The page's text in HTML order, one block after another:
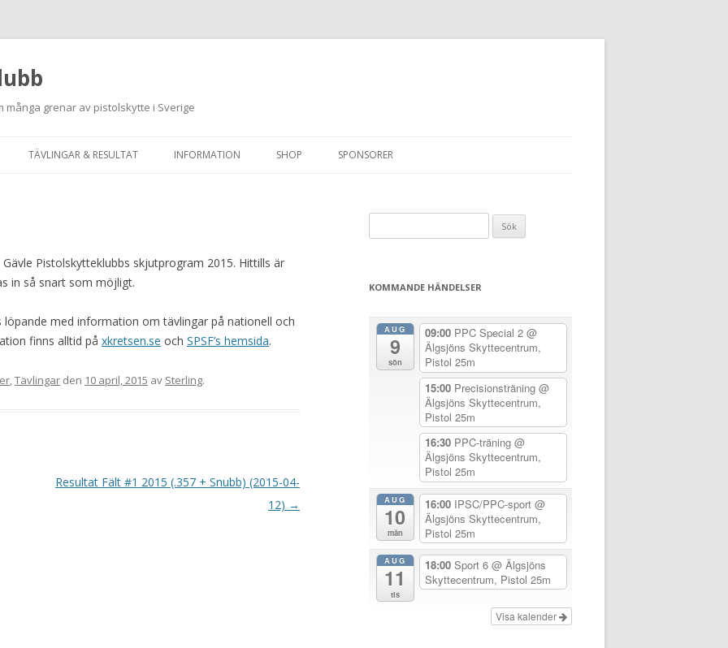
många grenar av pistolskytte i Sverige
till
TÄVLINGAR & RESULTAT INFORMATION
RUTINER FÖR SKJUTLEDARE
VAPENLICENS &
FÖRENINGSINTYG
VAPENGRUPP K
SHOP SPONSORER
Pistolskytteklubbs skjutprogram 2015. Hittills är
in så snart som möjligt.
med information om tävlingar på nationell och
finns alltid på xkretsen.se och SPSF’s hemsida.
,Tävlingar den 10 april, 2015 av Sterling.
Resultat Fält #1 2015 (.357 + Snubb) (2015-04-
12) →
efter:
KOMMANDE HÄNDELSER
AUG
9
sön
09:00 PPC Special 2 @
Älgsjöns Skyttecentrum,
Pistol 25m
15:00 Precisionsträning @
Älgsjöns Skyttecentrum,
Pistol 25m
16:30 PPC-träning @
Älgsjöns Skyttecentrum,
Pistol 25m
AUG
10
mån
16:00 IPSC/PPC-sport @
Älgsjöns Skyttecentrum,
Pistol 25m
AUG
11
tis
18:00 Sport 6 @ Älgsjöns
Skyttecentrum, Pistol 25m
Visa kalender